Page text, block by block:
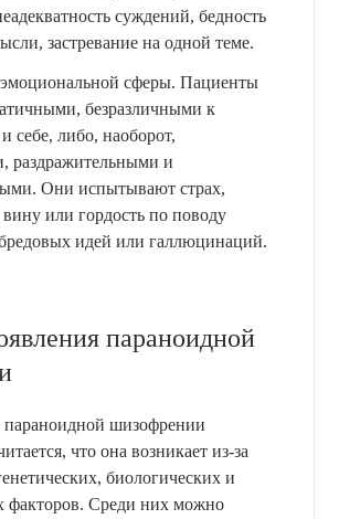
суждений, бедность
застревание на одной теме.
эмоциональной сферы. Пациенты
безразличными к
либо, наоборот,
раздражительными и
Они испытывают страх,
вину или гордость по поводу
идей или галлюцинаций.
параноидной
шизофрении
что она возникает из-за
биологических и
факторов. Среди них можно